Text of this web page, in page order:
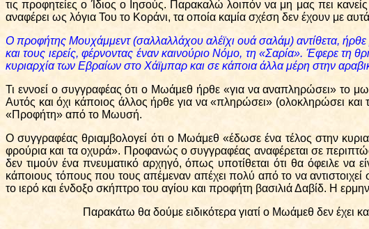
τις προφητείες ο Ίδιος ο Ιησούς. Παρακαλώ λοιπόν να μη μας πει
αναφέρει ως λόγια Του το Κοράνι, τα οποία καμία σχέση δεν έχουν με
Ο προφήτης Μουχάμμεντ (σαλλαλλάχου αλέϊχι ουά σαλάμ) αντίθετα, ήρθε
και τους ιερείς, φέρνοντας έναν καινούριο Νόμο, τη «Σαρία». Έφερε τη
κυριαρχία των Εβραίων στο Χάϊμπαρ και σε κάποια άλλα μέρη στην
Τι εννοεί ο συγγραφέας ότι ο Μωάμεθ ήρθε «για να αναπληρώσει» το
Αυτός και όχι κάποιος άλλος ήρθε για να «πληρώσει» (ολοκληρώσει
«Προφήτη» από το Μωυσή.
Ο συγγραφέας θριαμβολογεί ότι ο Μωάμεθ «έδωσε ένα τέλος στην
φρούρια και τα οχυρά». Προφανώς ο συγγραφέας αναφέρεται σε
δεν τιμούν ένα πνευματικό αρχηγό, όπως υποτίθεται ότι θα όφειλε
κάποιους τόπους που τους απέμεναν απέχει πολύ από το να
το ιερό και ένδοξο σκήπτρο του αγίου και προφήτη βασιλιά Δαβίδ. Η
Παρακάτω θα δούμε ειδικότερα γιατί ο Μωάμεθ δεν έχει